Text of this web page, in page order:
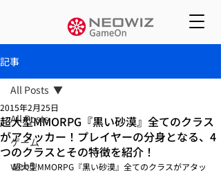
記事
All Posts
ゲーム
web3
All Posts
超大型MMORPG『黒い砂漠』全てのクラス
がアタッカー！プレイヤーの分身となる、4
つのクラスとその特徴を紹介！
2015年2月25日
超大型MMORPG『黒い砂漠』全てのクラスがアタッ